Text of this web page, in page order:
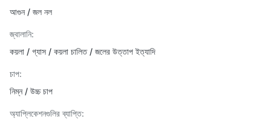
আগুন / জল নল
জ্বালানি:
কয়লা / গ্যাস / কয়লা চালিত / জলের উত্তাপ ইত্যাদি
চাপ:
নিম্ন / উচ্চ চাপ
অ্যাপ্লিকেশনগুলির ব্যাপ্তি: